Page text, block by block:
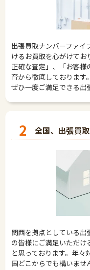
出張買取ナンバーファイ
けるお買取を心がけてお
正確な査定」、「お客
育から徹底しております。
ぜひ一度ご満足できる出
2 全国、出張買
関西を拠点としている
の皆様にご満足いただ
と思っております。年々
国どこからでも構いま